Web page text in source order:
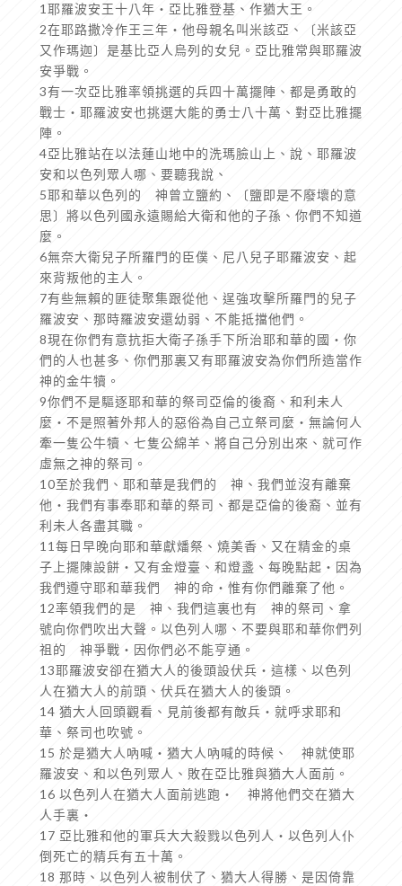
1耶羅波安王十八年‧亞比雅登基、作猶大王。
2在耶路撒冷作王三年‧他母親名叫米該亞、〔米該亞
又作瑪迦〕是基比亞人烏列的女兒。亞比雅常與耶羅波
安爭戰。
3有一次亞比雅率領挑選的兵四十萬擺陣、都是勇敢的
戰士‧耶羅波安也挑選大能的勇士八十萬、對亞比雅擺
陣。
4亞比雅站在以法蓮山地中的洗瑪臉山上、說、耶羅波
安和以色列眾人哪、要聽我說、
5耶和華以色列的 神曾立鹽約、〔鹽即是不廢壞的意
思〕將以色列國永遠賜給大衛和他的子孫、你們不知道
麼。
6無奈大衛兒子所羅門的臣僕、尼八兒子耶羅波安、起
來背叛他的主人。
7有些無賴的匪徒聚集跟從他、逞強攻擊所羅門的兒子
羅波安、那時羅波安還幼弱、不能抵擋他們。
8現在你們有意抗拒大衛子孫手下所治耶和華的國‧你
們的人也甚多、你們那裏又有耶羅波安為你們所造當作
神的金牛犢。
9你們不是驅逐耶和華的祭司亞倫的後裔、和利未人
麼‧不是照著外邦人的惡俗為自己立祭司麼‧無論何人
牽一隻公牛犢、七隻公綿羊、將自己分別出來、就可作
虛無之神的祭司。
10至於我們、耶和華是我們的 神、我們並沒有離棄
他‧我們有事奉耶和華的祭司、都是亞倫的後裔、並有
利未人各盡其職。
11每日早晚向耶和華獻燔祭、燒美香、又在精金的桌
子上擺陳設餅‧又有金燈臺、和燈盞、每晚點起‧因為
我們遵守耶和華我們 神的命‧惟有你們離棄了他。
12率領我們的是 神、我們這裏也有 神的祭司、拿
號向你們吹出大聲。以色列人哪、不要與耶和華你們列
祖的 神爭戰‧因你們必不能亨通。
13耶羅波安卻在猶大人的後頭設伏兵‧這樣、以色列
人在猶大人的前頭、伏兵在猶大人的後頭。
14 猶大人回頭觀看、見前後都有敵兵‧就呼求耶和
華、祭司也吹號。
15 於是猶大人吶喊‧猶大人吶喊的時候、 神就使耶
羅波安、和以色列眾人、敗在亞比雅與猶大人面前。
16 以色列人在猶大人面前逃跑‧ 神將他們交在猶大
人手裏‧
17 亞比雅和他的軍兵大大殺戮以色列人‧以色列人仆
倒死亡的精兵有五十萬。
18 那時、以色列人被制伏了、猶大人得勝、是因倚靠